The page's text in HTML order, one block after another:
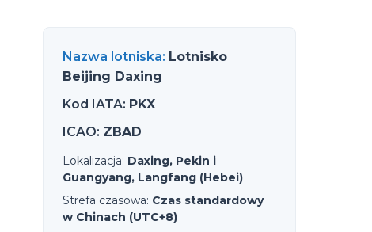
Nazwa lotniska: Lotnisko
Beijing Daxing
Kod IATA: PKX
ICAO: ZBAD
Lokalizacja: Daxing, Pekin i
Guangyang, Langfang (Hebei)
Strefa czasowa: Czas standardowy
w Chinach (UTC+8)